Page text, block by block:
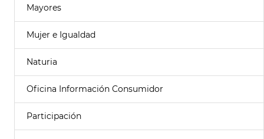
Mayores
Mujer e Igualdad
Naturia
Oficina Información Consumidor
Participación